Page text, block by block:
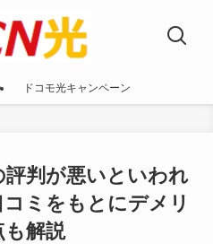
ドコモ光キャンペーン
判が悪いといわれ
ミをもとにデメリ
も解説